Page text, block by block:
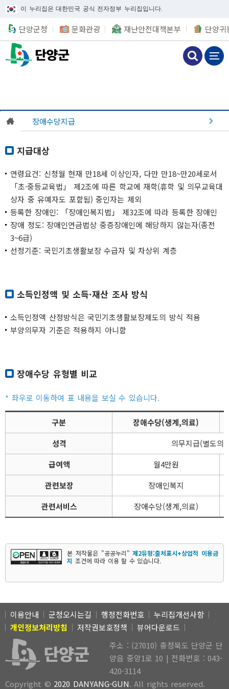
이 누리집은 대한민국 공식 전자정부 누리집입니다.
단양군청 문화관광 재난안전대책본부 단양귀
장애수당지급
지급대상
연령요건: 신청월 현재 만18세 이상인자, 다만 만18~만20세로서
「초·중등교육법」 제2조에 따른 학교에 재학(휴학 및 의무교육대
상자 중 유예자도 포함됨) 중인자는 제외
등록한 장애인: 「장애인복지법」 제32조에 따라 등록한 장애인
장애 정도: 장애인연금법상 중증장애인에 해당하지 않는자(종전
3~6급)
선정기준: 국민기초생활보장 수급자 및 차상위 계층
소득인정액 및 소득·재산 조사 방식
소득인정액 산정방식은 국민기초생활보장제도의 방식 적용
부양의무자 기준은 적용하지 아니함
장애수당 유형별 비교
구분
장애수당(생계,의료)
성격
의무지급(별도의
급여액
월4만원
관련보장
장애인복지
관련서비스
장애수당(생계,의료)
본 저작물은 "공공누리"제2유형:출처표시+상업적 이용금
지 조건에 따라 이용 할 수 있습니다.
이용안내 군청오시는길 행정전화번호
누리집개선사항
개인정보처리방침
저작권보호정책
뷰어다운로드
주소 : (27010) 충청북도 단양군 단
양읍 중앙1로 10 | 전화번호 : 043-
420-3114
Copyright © 2020 DANYANG-GUN. All rights reserved.